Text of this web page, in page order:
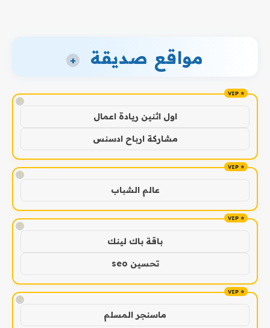
مواقع صديقة +
!
اول اثنين ريادة اعمال
مشاركة ارباح ادسنس
!
عالم الشباب
!
باقة باك لينك
تحسين seo
!
ماسنجر المسلم